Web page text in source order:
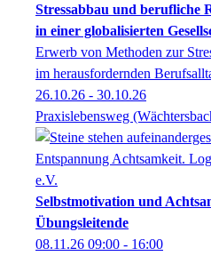
Stressabbau und berufliche
in einer globalisierten
Erwerb von Methoden zur
im herausfordernden
26.10.26 - 30.10.26
Praxislebensweg
Selbstmotivation und
Übungsleitende
08.11.26 09:00 - 16:00